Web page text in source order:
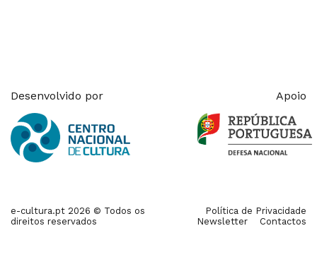
Desenvolvido por Apoio
e-cultura.pt 2026 © Todos os
direitos reservados
Política de Privacidade
Newsletter
Contactos